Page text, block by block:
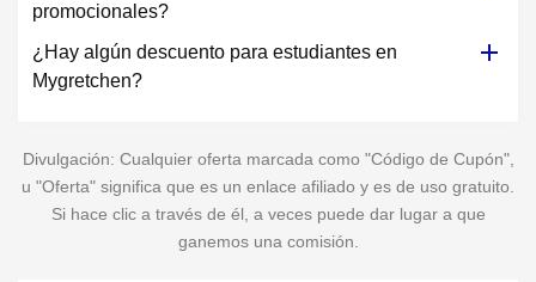
promocionales?
¿Hay algún descuento para estudiantes en
Mygretchen?
Divulgación: Cualquier oferta marcada como "Código de Cupón",
u "Oferta" significa que es un enlace afiliado y es de uso gratuito.
Si hace clic a través de él, a veces puede dar lugar a que
ganemos una comisión.